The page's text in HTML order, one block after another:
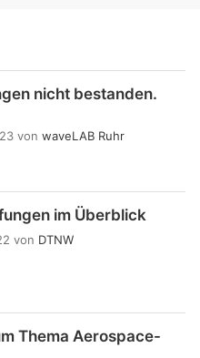
nicht bestanden.
von waveLAB Ruhr
im Überblick
von DTNW
Thema Aerospace-